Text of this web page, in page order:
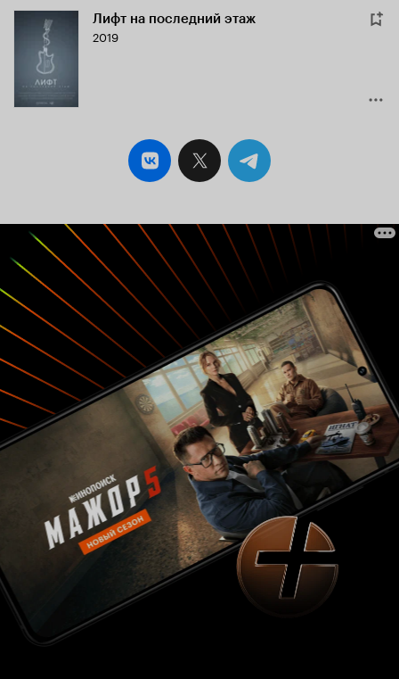
Лифт на последний этаж
2019